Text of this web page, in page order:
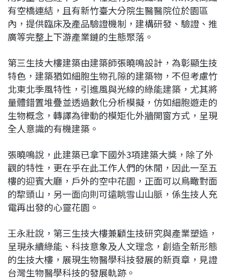
有空橋連結，且有新竹臺大分院生醫醫院位於園區
內，提供臨床及產品驗證機制，建構研發、驗證、推
廣等完整上下游產業鏈的生態聚落。
第三生技大樓建築由建築師張曉鳴設計，為彰顯生技
特色，建築猶如細胞生物孔隙的建築物，不但考慮竹
北東北季風特性，引進風與光線的綠能建築，尤其將
量體錯置堆疊並透過數化分析模擬，仿如細胞遊走的
生物概念，轉譯為律動的模矩化外牆開窗方式，呈現
全人意識的有機建築。
張曉鳴說，此建築已拿下國外3項建築大獎，除了外
觀的特性，更在乎在此工作人們的休閒，因此一至五
樓的迎賓大廳，戶外的空中花園，正面可以鳥瞰對面
的犂頭山，另一面向則可遠眺雪山山脈，係生技人充
電再出發的心靈花園。
王永壯說，第三生技大樓兼顧生技研究與產業塑造，
呈現永續綠能、科技意象及人文理念，創造全新形態
的生技大樓，展現生物醫學科技發展的新頁章，見證
台灣生物醫學科技的發展軌跡。